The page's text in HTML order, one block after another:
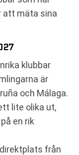
att mäta sina
klubbar
är
och Málaga.
lite olika ut,
en rik
från